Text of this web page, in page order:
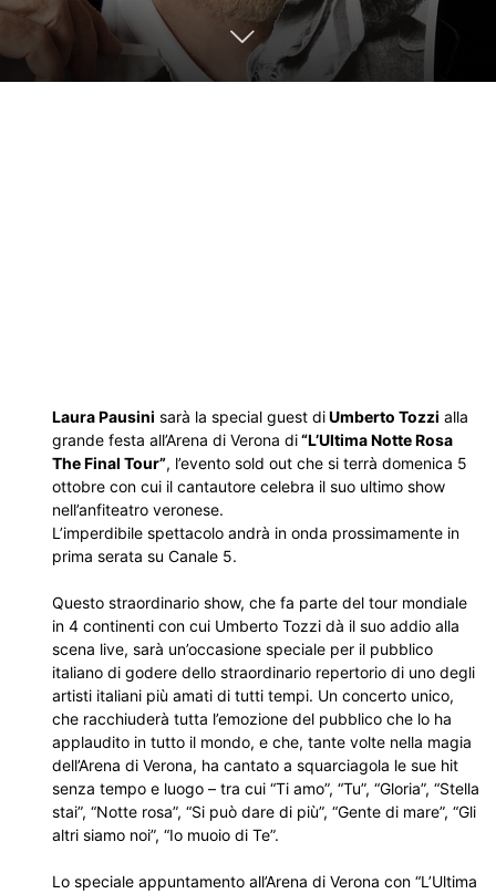
Laura Pausini sarà la special guest diUmberto Tozzi alla
grande festa all’Arena di Verona di“L’Ultima Notte Rosa
The Final Tour”, l’evento sold out che si terrà domenica 5
ottobre con cui il cantautore celebra il suo ultimo show
nell’anfiteatro veronese.
L’imperdibile spettacolo andrà in onda prossimamente in
prima serata su Canale 5.
Questo straordinario show, che fa parte del tour mondiale
in 4 continenti con cui Umberto Tozzi dà il suo addio alla
scena live, sarà un’occasione speciale per il pubblico
italiano di godere dello straordinario repertorio di uno degli
artisti italiani più amati di tutti tempi. Un concerto unico,
che racchiuderà tutta l’emozione del pubblico che lo ha
applaudito in tutto il mondo, e che, tante volte nella magia
dell’Arena di Verona, ha cantato a squarciagola le sue hit
senza tempo e luogo – tra cui “Ti amo”, “Tu”, “Gloria”, “Stella
stai”, “Notte rosa”, “Si può dare di più”, “Gente di mare”, “Gli
altri siamo noi”, “Io muoio di Te”.
Lo speciale appuntamento all’Arena di Verona con “L’Ultima